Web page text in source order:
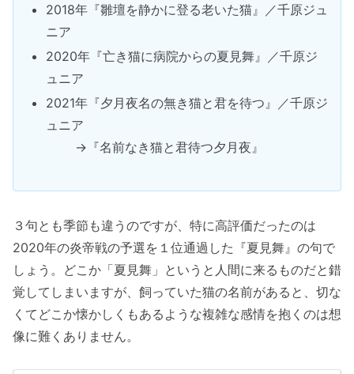
2018年『雛壇を静かに登る老いた猫』／千原ジュ
ニア
2020年『亡き猫に病院からの夏見舞』／千原ジ
ュニア
2021年『夕月夜名の無き猫と君を待つ』／千原ジ
ュニア
→『名前なき猫と君待つ夕月夜』
３句とも季節も違うのですが、特に高評価だったのは
2020年の炎帝戦の予選を１位通過した『夏見舞』の句で
しょう。どこか「夏見舞」というと人間に来るものだと錯
覚してしまいますが、飼っていた猫の名前があると、切な
くてどこか懐かしくもあるような複雑な感情を抱くのは想
像に難くありません。